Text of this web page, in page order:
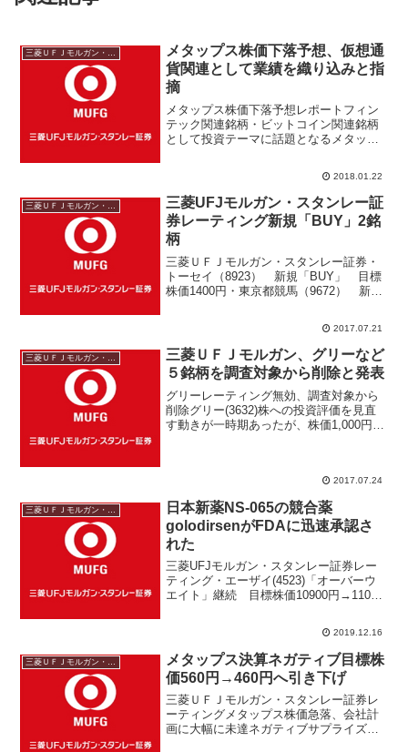
三菱ＵＦＪモルガン・スタンレー
メタップス株価下落予想、仮想通
貨関連として業績を織り込みと指
摘
メタップス株価下落予想レポートフィン
テック関連銘柄・ビットコイン関連銘柄
として投資テーマに話題となるメタップ
ースをした。三菱ＵＦＪモルガン・スタ
ンレー証券アナリス...
2018.01.22
三菱UFJモルガン・スタンレー証
券レーティング新規「BUY」2銘
柄
三菱ＵＦＪモルガン・スタンレー証券・
トーセイ（8923） 新規「BUY」 目標
株価1400円・東京都競馬（9672） 新規
2017.07.21
三菱ＵＦＪモルガン、グリーなど
５銘柄を調査対象から削除と発表
グリーレーティング無効、調査対象から
削除グリー(3632)株への投資評価を見直
す動きが一時期あったが、株価1,000円を
2017.07.24
日本新薬NS-065の競合薬
golodirsenがFDAに迅速承認さ
れた
三菱UFJモルガン・スタンレー証券レー
ティング・エーザイ(4523)「オーバーウ
エイト」継続 目標株価10900円→11000
2019.12.16
メタップス決算ネガティブ目標株
価560円→460円へ引き下げ
三菱ＵＦＪモルガン・スタンレー証券レ
ーティングメタップス株価急落、会社計
画に大幅に未達ネガティブサプライズ決